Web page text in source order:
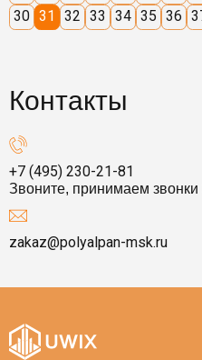
30 31 32 33 34 35 36
Контакты
+7 (495) 230-21-81
Звоните, принимаем звонки
zakaz@polyalpan-msk.ru